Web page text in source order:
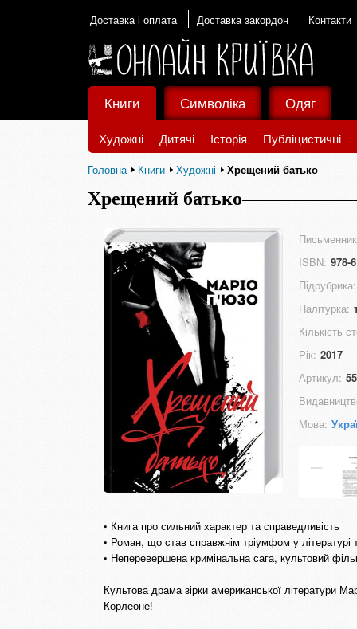
Доставка і оплата Доставка закордон Контакти
Книги
Художні Дитячі Історія Публіцистичні
Символіка Одяг
Головна Книги Художні Хрещений батько
Хрещений батько
ISBN: 978-
Підрубрика:
Палітурка:
Кількість
Рік: 2017
Артикул:
Мова:
• Книга про сильний характер та справедливість
• Роман, що став справжнім тріумфом у літературі
• Неперевершена кримінальна сага, культовий
Культова драма зірки американської літератури
Корлеоне!